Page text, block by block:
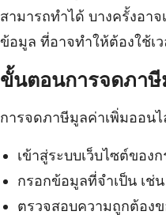
สามารถทำได้ บางครั้งอา
ข้อมูล ที่อาจทำให้ต้องใช้เ
ขั้นตอนการจดภา
การจดภาษีมูลค่าเพิ่มออน
เข้าสู่ระบบเว็บไซต์ของ
กรอกข้อมูลที่จำเป็น เช่
ตรวจสอบความถูกต้อง